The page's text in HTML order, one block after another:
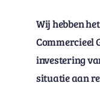
Wij hebben
Commercieel
investering
situatie aan